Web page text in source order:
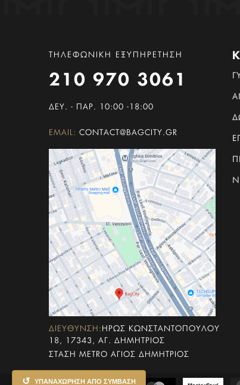
ΤΗΛΕΦΩΝΙΚΗ ΕΞΥΠΗΡΕΤΗΣΗ
210 970 3061
ΔΕΥ. - ΠΑΡ. 10:00 -18:00
EMAIL: CONTACT@BAGCITY.GR
ΔΙΕΥΘΥΝΣΗ: ΗΡΏΣ ΚΩΝΣΤΑΝΤΟΠΟΎΛΟΥ
18, 17343, ΑΓ. ΔΗΜΉΤΡΙΟΣ
ΣΤΆΣΗ METRO ΆΓΙΟΣ ΔΗΜΉΤΡΙΟΣ
↺ ΥΠΑΝΑΧΏΡΗΣΗ ΑΠΌ ΣΎΜΒΑΣΗ